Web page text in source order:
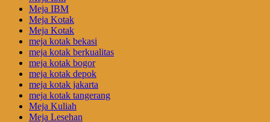
Meja IBM
Meja Kotak
Meja Kotak
meja kotak bekasi
meja kotak berkualitas
meja kotak bogor
meja kotak depok
meja kotak jakarta
meja kotak tangerang
Meja Kuliah
Meja Lesehan